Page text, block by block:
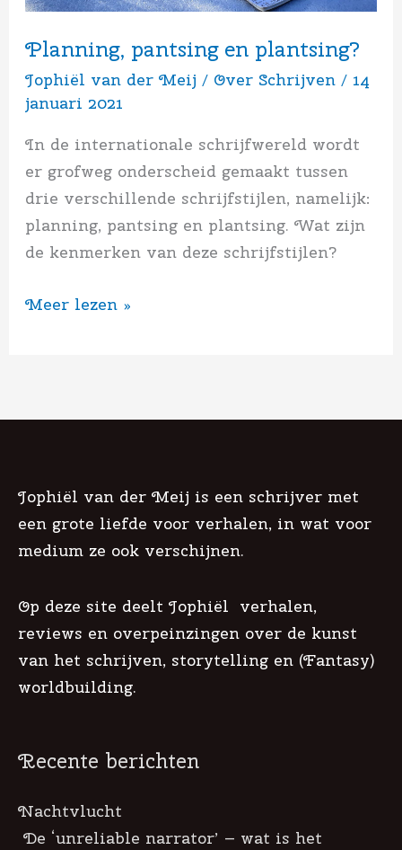
Planning, pantsing en plantsing?
Jophiël van der Meij/ Over Schrijven / 14
januari 2021
In de internationale schrijfwereld wordt
er grofweg onderscheid gemaakt tussen
drie verschillende schrijfstijlen, namelijk:
planning, pantsing en plantsing. Wat zijn
de kenmerken van deze schrijfstijlen?
Meer lezen »
Jophiël van der Meij is een schrijver met
een grote liefde voor verhalen, in wat voor
medium ze ook verschijnen.
Op deze site deelt Jophiël verhalen,
reviews en overpeinzingen over de kunst
van het schrijven, storytelling en (Fantasy)
worldbuilding.
Recente berichten
Nachtvlucht
De ‘unreliable narrator’ – wat is het